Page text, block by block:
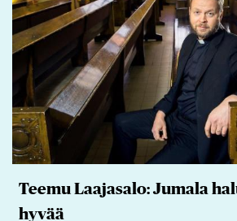
Teemu Laajasalo: Jumala
hyvää